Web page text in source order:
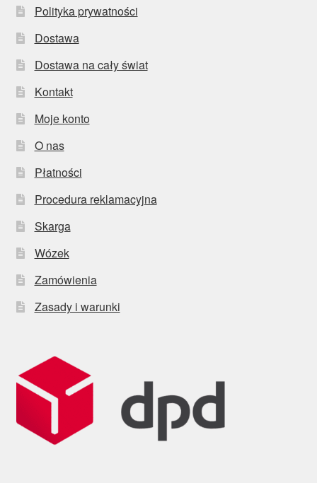
Polityka prywatności
Dostawa
Dostawa na cały świat
Kontakt
Moje konto
O nas
Płatności
Procedura reklamacyjna
Skarga
Wózek
Zamówienia
Zasady i warunki